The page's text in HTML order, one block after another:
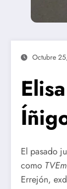
Octubre
El pasado
como
Errejón,